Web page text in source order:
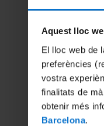
Aquest lloc
El lloc web de
preferències
vostra
finalitats de
obtenir més
Barcelona.